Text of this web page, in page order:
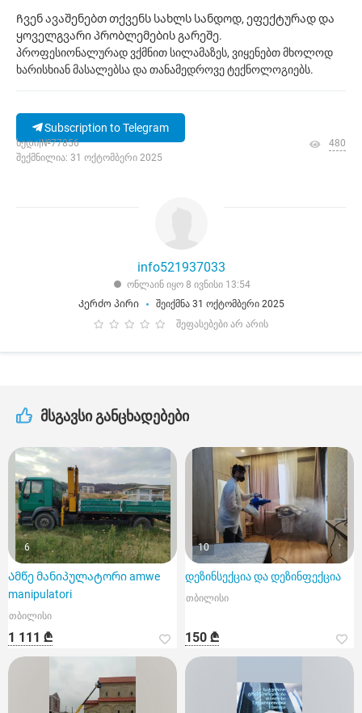
Ჩვენ ავაშენებთ თქვენს სახლს სანდოდ, ეფექტურად და
ყოველგვარი პრობლემების გარეშე.
პროფესიონალურად ვქმნით სილამაზეს, ვიყენებთ მხოლოდ
ხარისხიან მასალებსა და თანამედროვე ტექნოლოგიებს.
Subscription to Telegram
ხედი|№77856
შექმნილია: 31 ოქტომბერი 2025
480
info521937033
ონლაინ იყო 8 ივნისი 13:54
Კერძო პირი
შეიქმნა 31 ოქტომბერი 2025
შეფასებები არ არის
მსგავსი განცხადებები
6
Ამწე მანიპულატორი amwe
manipulatori
თბილისი
1 111 ₾
10
დეზინსექცია და დეზინფექცია
თბილისი
150 ₾